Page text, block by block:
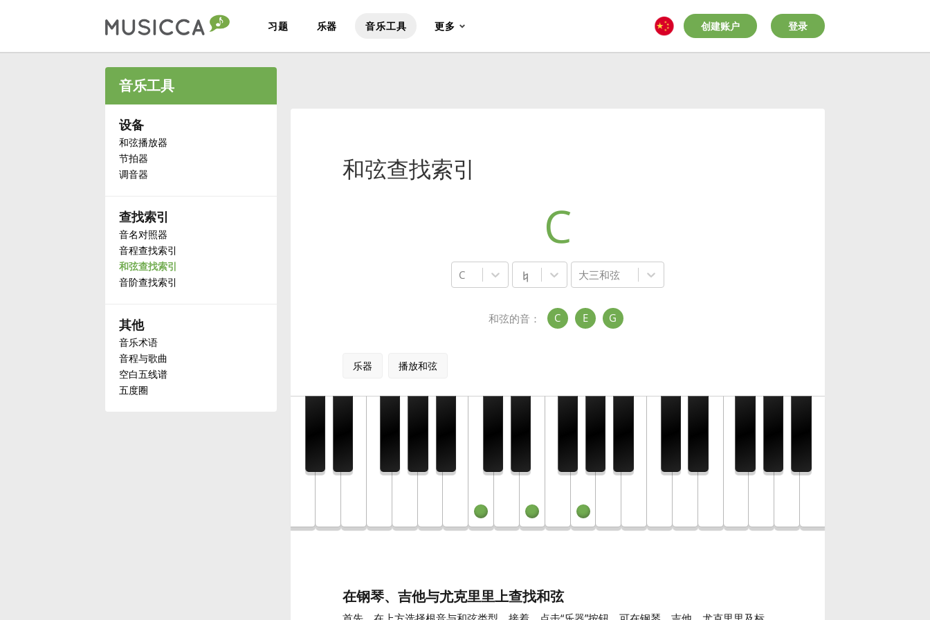
习题 乐器 音乐工具 更多
Dansk
English
Français
한국어
创建账户 登录
音乐工具
设备
和弦播放器
节拍器
调音器
查找索引
音名对照器
音程查找索引
和弦查找索引
音阶查找索引
其他
音乐术语
音程与歌曲
空白五线谱
五度圈
和弦查找索引
C
C ♮ 大三和弦
和弦的音： C E G
乐器 播放和弦
在钢琴、吉他与尤克里里上查找和弦